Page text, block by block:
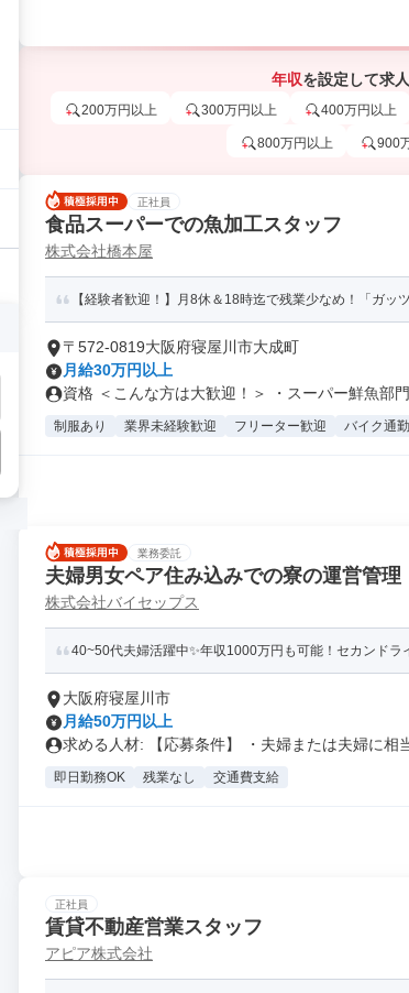
年収を設定して求
200万円以上 300万円以上 400万円以上
800万円以上 900
正社員
食品スーパーでの魚加工スタッフ
株式会社橋本屋
【経験者歓迎！】月8休＆18時迄で残業少なめ！「ガ
〒572-0819大阪府寝屋川市大成町
月給30万円以上
資格 ＜こんな方は大歓迎！＞ ・スーパー鮮魚部
制服あり 業界未経験歓迎 フリーター歓迎 バイク通
業務委託
夫婦男女ペア住み込みでの寮の運営管理
株式会社バイセップス
40~50代夫婦活躍中✨年収1000万円も可能！セカンドラ
大阪府寝屋川市
月給50万円以上
求める人材: 【応募条件】 ・夫婦または夫婦に相
即日勤務OK 残業なし 交通費支給
正社員
賃貸不動産営業スタッフ
アピア株式会社